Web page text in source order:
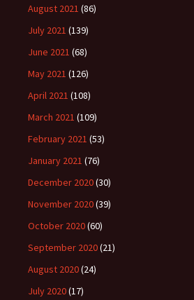
August 2021 (86)
July 2021 (139)
June 2021 (68)
May 2021 (126)
April 2021 (108)
March 2021 (109)
February 2021 (53)
January 2021 (76)
December 2020(30)
November 2020(39)
October 2020(60)
September 2020(21)
August 2020(24)
July 2020(17)